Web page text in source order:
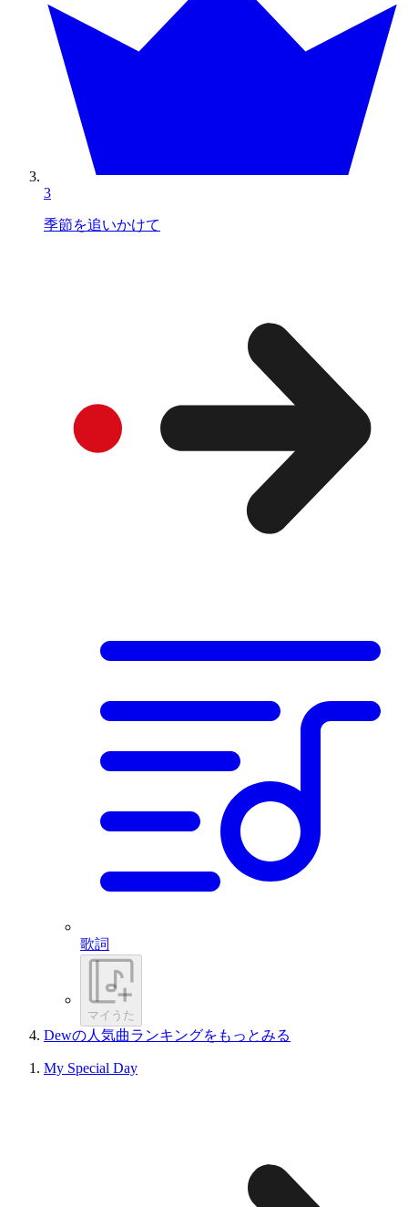
3
季節を追いかけて
歌詞
マイうた
Dewの人気曲ランキングをもっとみる
My Special Day